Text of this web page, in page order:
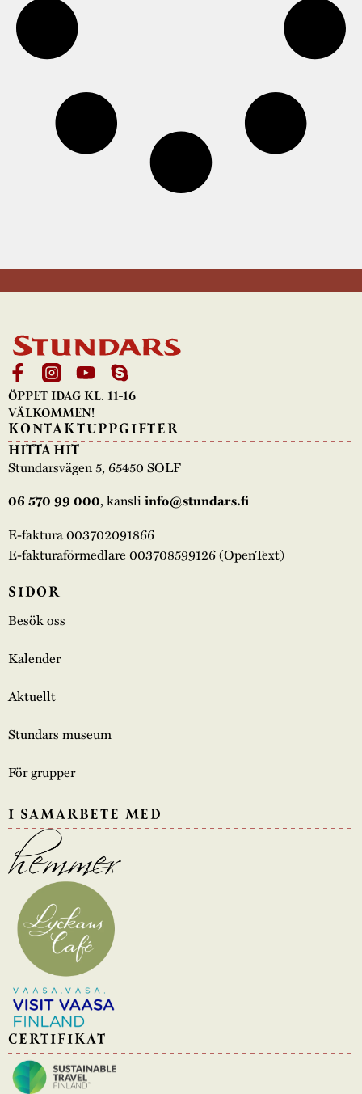
ÖPPET IDAG KL. 11-16
VÄLKOMMEN!
KONTAKTUPPGIFTER
HITTA HIT
Stundarsvägen 5, 65450 SOLF
06 570 99 000, kansliinfo@stundars.fi
E-faktura 003702091866
E-fakturaförmedlare 003708599126 (OpenText)
SIDOR
Besök oss
Kalender
Aktuellt
Stundars museum
För grupper
I SAMARBETE MED
CERTIFIKAT